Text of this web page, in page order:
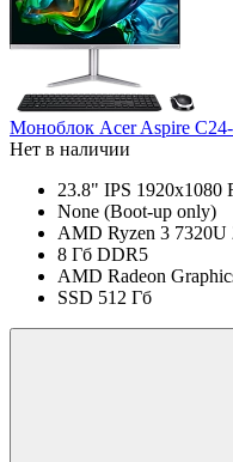
Моноблок Acer Aspire
Нет в наличии
23.8" IPS 1920x1080
None (Boot-up only)
AMD Ryzen 3 7320U
8 Гб DDR5
AMD Radeon
SSD 512 Гб